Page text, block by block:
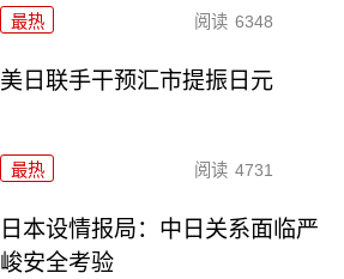
最热 阅读 6348
美日联手干预汇市提振日元
最热 阅读 4731
日本设情报局：中日关系面临严
峻安全考验